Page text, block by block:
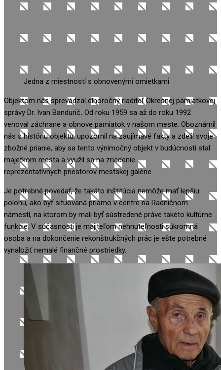
Jedna z miestností s obnovenými omietkami
Objektom nás sprevádzal dlhoročný riaditeľ Okresnej pamiatkovej
správy Dr. Ivan Bandurič. Od roku 1959 sa až do roku 1992
venoval záchrane a obnove pamiatok v našom meste. Oboznámil
nás s históriu objektu, upozornil na zaujímavé fakty a zdelil svoje
zbožné prianie, aby sa tento výnimočný objekt v budúcnosti stal
majetkom mesta a využil sa na zriadenie
reprezentatívnych priestorov mestskej galérie.
Je potrebné povedať, že takáto inštitúcia nemôže mať lepšiu
polohu, ako byť situovaná priamo v centre na Radničnom
námestí, na ktorom by mali byť sústredené práve takéto kultúrne
funkcie. V súčasnosti je majiteľom nehnuteľnosti súkromná
osoba a na dokončenie rekonštrukčných prác je ešte potrebné
vynaložiť nemalé finančné prostriedky.